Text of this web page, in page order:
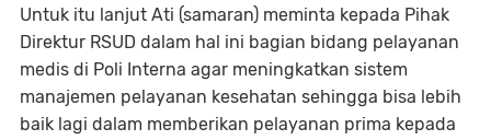
Untuk itu lanjut Ati (samaran) meminta kepada Pihak
Direktur RSUD dalam hal ini bagian bidang pelayanan
medis di Poli Interna agar meningkatkan sistem
manajemen pelayanan kesehatan sehingga bisa lebih
baik lagi dalam memberikan pelayanan prima kepada